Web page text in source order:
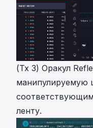
(Tx 3) Оракул
манипулируемую
ленту.